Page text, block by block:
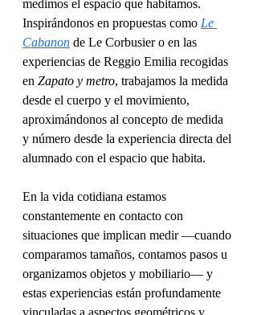
medimos el espacio que habitamos.
Inspirándonos en propuestas como Le
Cabanon de Le Corbusier o en las
experiencias de Reggio Emilia recogidas
en Zapato y metro, trabajamos la medida
desde el cuerpo y el movimiento,
aproximándonos al concepto de medida
y número desde la experiencia directa del
alumnado con el espacio que habita.
En la vida cotidiana estamos
constantemente en contacto con
situaciones que implican medir —cuando
comparamos tamaños, contamos pasos u
organizamos objetos y mobiliario— y
estas experiencias están profundamente
vinculadas a aspectos geométricos y